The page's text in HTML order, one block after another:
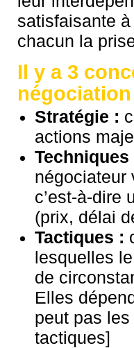
satisfaisante
chacun la
Il y a 3
négociation
Stratégie :
actions
Techniques
négociateur
c’est-à-dire
(prix, délai
Tactiques :
lesquelles
de
Elles
peut pas
tactiques]